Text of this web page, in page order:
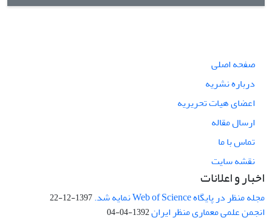
صفحه اصلی
درباره نشریه
اعضای هیات تحریریه
ارسال مقاله
تماس با ما
نقشه سایت
اخبار و اعلانات
مجله منظر در پایگاه Web of Science نمایه شد. 1397-12-22
انجمن علمی معماری منظر ایران1392-04-04